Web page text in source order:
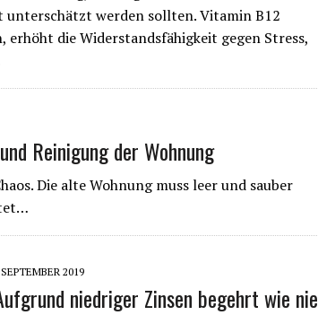
unterschätzt werden sollten. Vitamin B12
erhöht die Widerstandsfähigkeit gegen Stress,
Reinigung der Wohnung
Die alte Wohnung muss leer und sauber
2019
niedriger Zinsen begehrt wie nie